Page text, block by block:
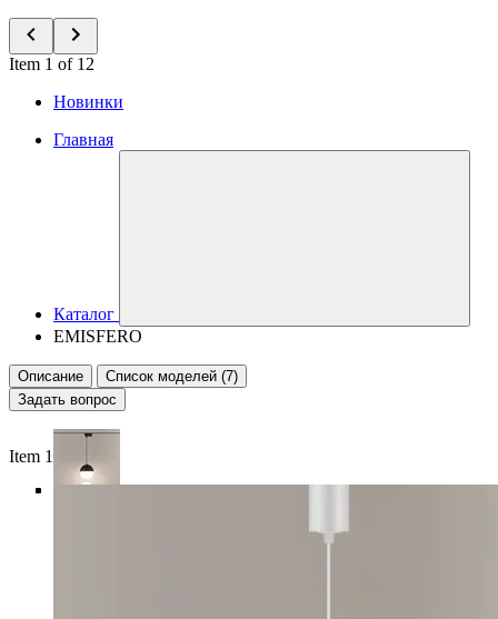
Item 1 of 12
Новинки
Главная
Каталог
EMISFERO
Описание
Список моделей (7)
Задать вопрос
Item 1 of 6